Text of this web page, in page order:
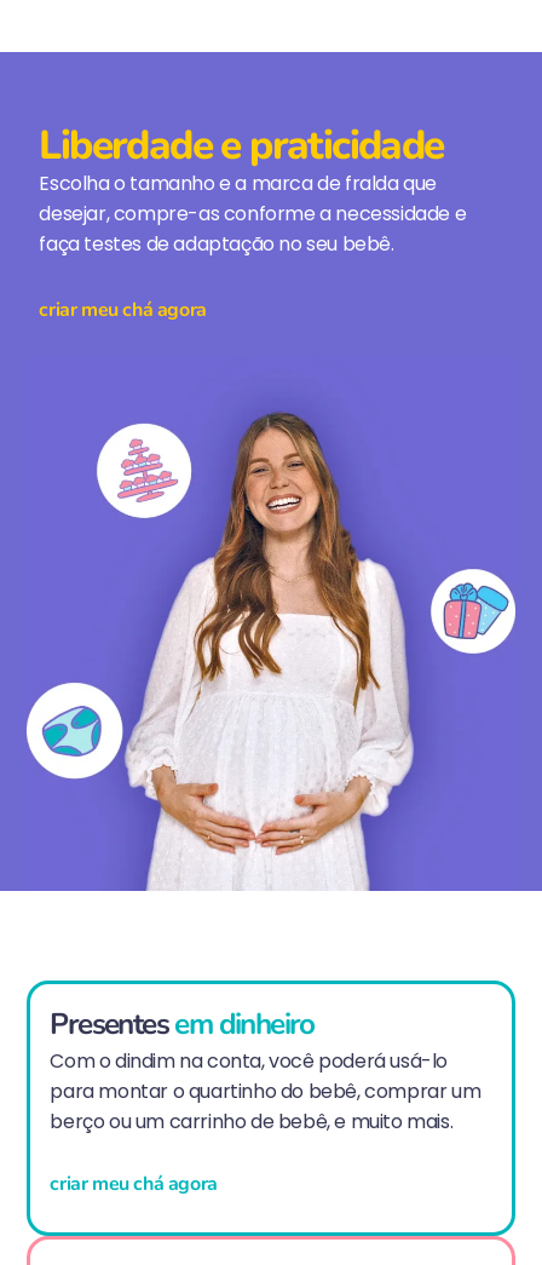
Liberdade e praticidade
Escolha o tamanho e a marca de fralda que
desejar, compre-as conforme a necessidade e
faça testes de adaptação no seu bebê.
criar meu chá agora
Presentesem dinheiro
Com o dindim na conta, você poderá usá-lo
para montar o quartinho do bebê, comprar um
berço ou um carrinho de bebê, e muito mais.
criar meu chá agora